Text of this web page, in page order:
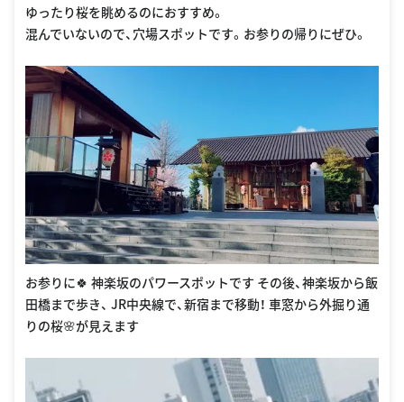
ゆったり桜を眺めるのにおすすめ。
混んでいないので、穴場スポットです。お参りの帰りにぜひ。
お参りに🍀 神楽坂のパワースポットです その後、神楽坂から飯
田橋まで歩き、 JR中央線で、新宿まで移動！ 車窓から外掘り通
りの桜🌸が見えます